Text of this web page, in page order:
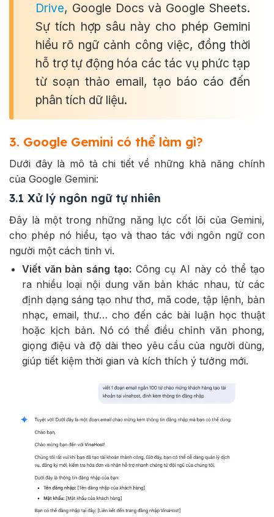
Drive, Google Docs và Google Sheets.
Sự tích hợp sâu này cho phép Gemini
hiểu rõ ngữ cảnh công việc, đồng thời
hỗ trợ tự động hóa các tác vụ phức tạp
từ soạn thảo email, tạo báo cáo đến
phân tích dữ liệu.
3. Google Gemini có thể làm gì?
Dưới đây là mô tả chi tiết về những khả năng chính
của Google Gemini:
3.1 Xử lý ngôn ngữ tự nhiên
Đây là một trong những năng lực cốt lõi của Gemini,
cho phép nó hiểu, tạo và thao tác với ngôn ngữ con
người một cách tinh vi.
Viết văn bản sáng tạo: Công cụ AI này có thể tạo
ra nhiều loại nội dung văn bản khác nhau, từ các
định dạng sáng tạo như thơ, mã code, tập lệnh, bản
nhạc, email, thư… cho đến các bài luận học thuật
hoặc kịch bản. Nó có thể điều chỉnh văn phong,
giọng điệu và độ dài theo yêu cầu của người dùng,
giúp tiết kiệm thời gian và kích thích ý tưởng mới.